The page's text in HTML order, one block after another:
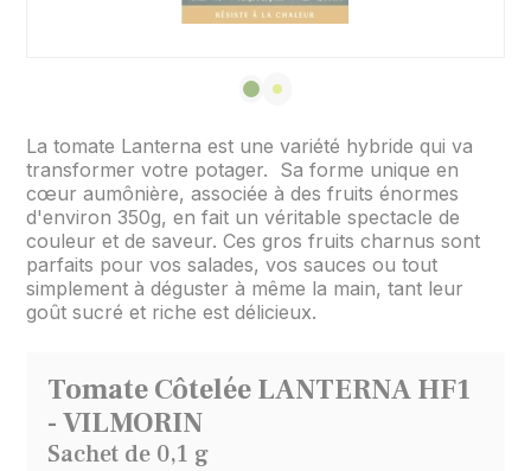
La tomate Lanterna est une variété hybride qui va
transformer votre potager. Sa forme unique en
cœur aumônière, associée à des fruits énormes
d'environ 350g, en fait un véritable spectacle de
couleur et de saveur. Ces gros fruits charnus sont
parfaits pour vos salades, vos sauces ou tout
simplement à déguster à même la main, tant leur
goût sucré et riche est délicieux.
Tomate Côtelée LANTERNA HF1
- VILMORIN
Sachet de 0,1 g